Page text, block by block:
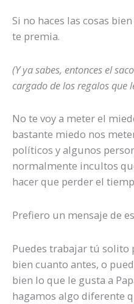
Si no haces las cosas
te premia.
(Y ya sabes, entonces el
cargado de los regalos que
No te voy a meter el
bastante miedo nos
políticos y algunos
normalmente incultos
hacer que perder el
Prefiero un mensaje de
Puedes trabajar tú solito
bien cuanto antes, o
bien lo que le gusta a
hagamos algo diferente